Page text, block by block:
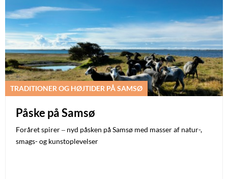
TRADITIONER OG HØJTIDER PÅ SAMSØ
Påske på Samsø
Foråret spirer – nyd påsken på Samsø med masser af natur-,
smags- og kunstoplevelser